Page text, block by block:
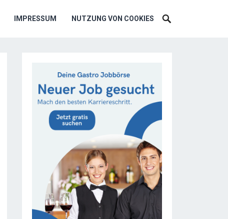
IMPRESSUM NUTZUNG VON COOKIES